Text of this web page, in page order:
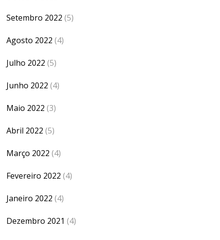
Setembro 2022 (5)
Agosto 2022 (4)
Julho 2022 (5)
Junho 2022 (4)
Maio 2022 (3)
Abril 2022 (5)
Março 2022 (4)
Fevereiro 2022 (4)
Janeiro 2022 (4)
Dezembro 2021 (4)